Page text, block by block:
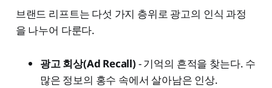
브랜드 리프트는 다섯 가지 층위로 광고의 인식 과정
을 나누어 다룬다.
광고 회상(Ad Recall) - 기억의 흔적을 찾는다. 수
많은 정보의 홍수 속에서 살아남은 인상.